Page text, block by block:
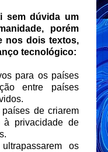
sem dúvida um
porém
nos dois textos,
tecnológico:
para os países
entre países
de criarem
à privacidade de
os